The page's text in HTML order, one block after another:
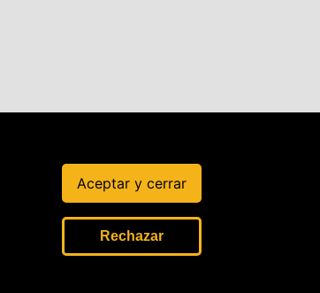
Aceptar y cerrar
Rechazar